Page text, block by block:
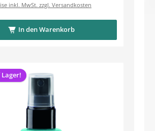
inkl. MwSt. zzgl. Versandkosten
In den Warenkorb